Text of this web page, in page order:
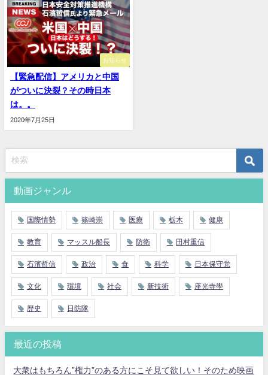
お知らせ
【緊急配信】アメリカと中国
がついに決裂？その時日本
は。。
2020年7月25日
動画ジャンル
国際情勢 篠崎崇 医療 栃木 健康
教育 マッスル船長 防衛 田村重信
石濱哲信 政治 食 科学 日本保守党
文化 環境 社会 新技術 座光寺學
歴史 日防隊
最近の投稿
大衆はもちろん”権力”のある方にこそ見て欲しい！そのため映画